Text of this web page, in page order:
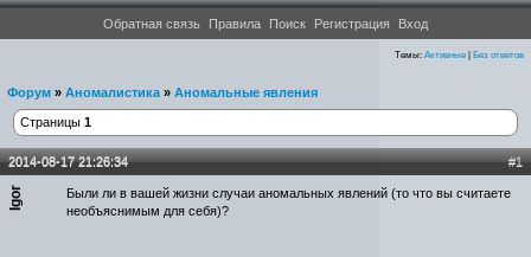
Форумы проекта Новости Уфологии
Обратная связь Правила Поиск Регистрация Вход
Темы: Активные | Без ответов
Форум » Аномалистика » Аномальные явления
Страницы 1
#1
2014-08-17 21:26:34
Igor
Были ли в вашей жизни случаи аномальных явлений (то что вы считаете
необъяснимым для себя)?